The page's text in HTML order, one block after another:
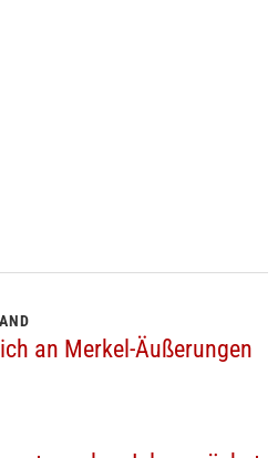
an Merkel-Äußerungen